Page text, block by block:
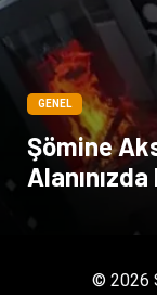
GENEL
Şömine
© 2026